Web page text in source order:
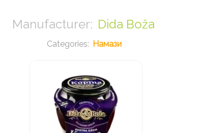
Dida Boža
Намази